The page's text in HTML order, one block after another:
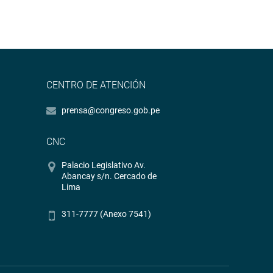
CENTRO DE ATENCIÓN
prensa@congreso.gob.pe
CNC
Palacio Legislativo Av.
Abancay s/n. Cercado de
Lima
311-7777 (Anexo 7541)